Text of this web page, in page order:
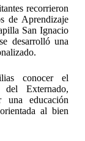
recorrieron
de Aprendizaje
San Ignacio
desarrolló una
conocer el
Externado,
una educación
al bien